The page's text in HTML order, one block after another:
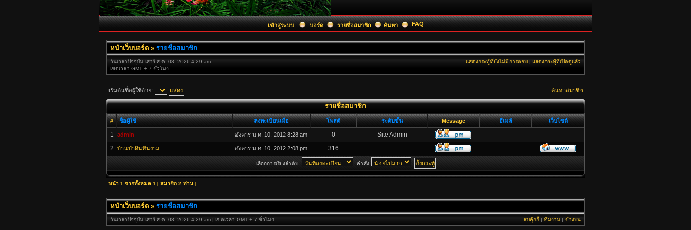
เข้าสู่ระบบ บอร์ด รายชื่อสมาชิก ค้นหา FAQ
หน้าเว็บบอร์ด » รายชื่อสมาชิก
วันเวลาปัจจุบัน เสาร์ ส.ค. 08, 2026 4:29 am
เขตเวลา GMT + 7 ชั่วโมง
แสดงกระทู้ที่ยังไม่มีการตอบ | แสดงกระทู้ที่เปิดดูแล้ว
เริ่มต้นชื่อผู้ใช้ด้วย: ค้นหาสมาชิก
รายชื่อสมาชิก
# ชื่อผู้ใช้ ลงทะเบียนเมื่อ โพสต์ ระดับขั้น Message อีเมล์ เว็บไซต์
1 admin อังคาร ม.ค. 10, 2012 8:28 am 0
Site Admin
2
บ้านป่าดินหินงาม อังคาร ม.ค. 10, 2012 2:08 pm 316
เลือกการเรียงลำดับ: คำสั่ง
หน้า 1 จากทั้งหมด 1 [ สมาชิก 2 ท่าน ]
หน้าเว็บบอร์ด » รายชื่อสมาชิก
วันเวลาปัจจุบัน เสาร์ ส.ค. 08, 2026 4:29 am | เขตเวลา GMT + 7 ชั่วโมง ลบคุ้กกี้ | ทีมงาน | ข้างบน